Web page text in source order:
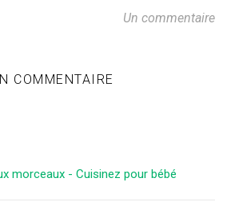
Un commentaire
COMMENTAIRE
morceaux - Cuisinez pour bébé